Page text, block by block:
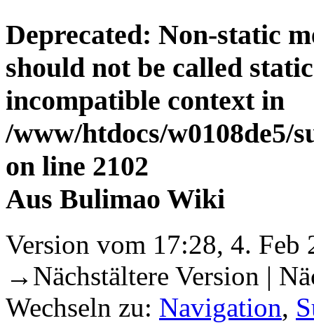
Deprecated: Non-static
should not be called
incompatible context in
/www/htdocs/w0108de5/
on line 2102
Aus Bulimao Wiki
Version vom 17:28, 4. Feb
→Nächstältere Version |
Wechseln zu: Navigation,